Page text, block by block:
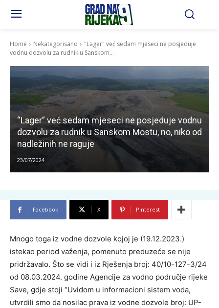
Home Nekategorisano
"Lager" već sedam mjeseci ne posjeduje
vodnu dozvolu za rudnik u Sanskom...
“Lager” već sedam mjeseci ne posjeduje vodnu
dozvolu za rudnik u Sanskom Mostu, no, niko od
nadležinih ne raguje
23/07/2024
Facebook X Pinterest
Mnogo toga iz vodne dozvole kojoj je (19.12.2023.)
istekao period važenja, pomenuto preduzeće se nije
pridržavalo. Što se vidi i iz Rješenja broj: 40/10-127-3/24
od 08.03.2024. godine Agencije za vodno područje rijeke
Save, gdje stoji “Uvidom u informacioni sistem voda,
utvrdili smo da nosilac prava iz vodne dozvole broj: UP-